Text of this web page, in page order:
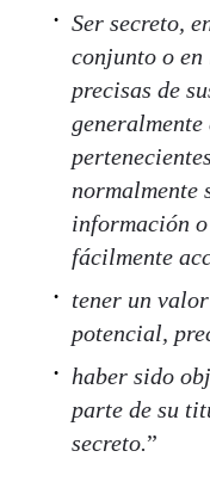
Ser secreto,
conjunto o
precisas de
normalmente
información
fácilmente
tener un
potencial,
haber sido
parte de su
secreto.”